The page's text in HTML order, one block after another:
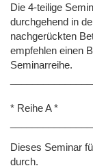
Die 4-teilige
durchgehend in
nachgerückten
empfehlen einen
Seminarreihe.
* Reihe A *
Dieses Seminar
durch.